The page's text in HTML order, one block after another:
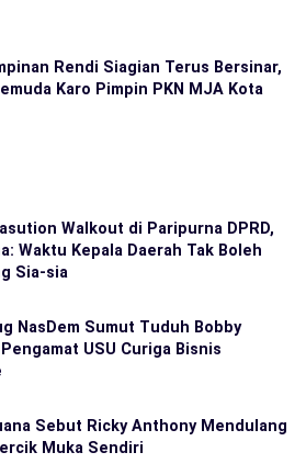
Rendi Siagian Terus Bersinar,
Karo Pimpin PKN MJA Kota
Walkout di Paripurna DPRD,
Waktu Kepala Daerah Tak Boleh
Sia-sia
NasDem Sumut Tuduh Bobby
USU Curiga Bisnis
Sebut Ricky Anthony Mendulang
Muka Sendiri